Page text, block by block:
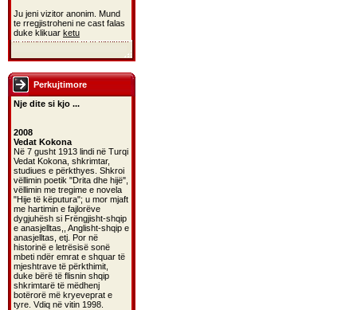
Ju jeni vizitor anonim. Mund
te rregjistroheni ne cast falas
duke klikuar ketu
Perkujtimore
Nje dite si kjo ...
2008
Vedat Kokona
Në 7 gusht 1913 lindi në Turqi
Vedat Kokona, shkrimtar,
studiues e përkthyes. Shkroi
vëllimin poetik "Drita dhe hijë",
vëllimin me tregime e novela
"Hije të këputura"; u mor mjaft
me hartimin e fajlorëve
dygjuhësh si Frëngjisht-shqip
e anasjelltas,, Anglisht-shqip e
anasjelltas, etj. Por në
historinë e letrësisë sonë
mbeti ndër emrat e shquar të
mjeshtrave të përkthimit,
duke bërë të flisnin shqip
shkrimtarë të mëdhenj
botërorë më kryeveprat e
tyre. Vdiq në vitin 1998.